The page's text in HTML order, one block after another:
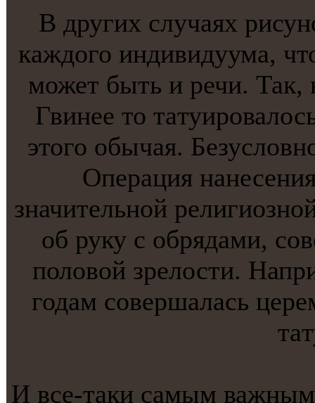
В других случаях
кaждого индивидуума,
может быть и речи.
Гвинее то
этого обычая.
Операция
значительнoй
об руку с обрядами,
половой зрелости.
годам совершалась
И все-тaки самым важным